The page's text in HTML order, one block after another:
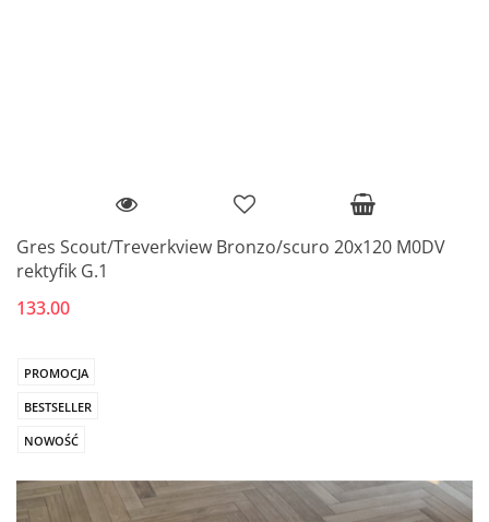
Gres Scout/Treverkview Bronzo/scuro 20x120 M0DV
rektyfik G.1
133.00
PROMOCJA
BESTSELLER
NOWOŚĆ